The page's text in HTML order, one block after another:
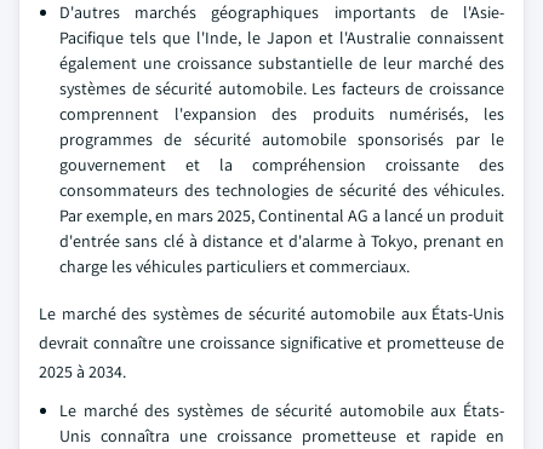
D'autres marchés géographiques importants de l'Asie-
Pacifique tels que l'Inde, le Japon et l'Australie connaissent
également une croissance substantielle de leur marché des
systèmes de sécurité automobile. Les facteurs de croissance
comprennent l'expansion des produits numérisés, les
programmes de sécurité automobile sponsorisés par le
gouvernement et la compréhension croissante des
consommateurs des technologies de sécurité des véhicules.
Par exemple, en mars 2025, Continental AG a lancé un produit
d'entrée sans clé à distance et d'alarme à Tokyo, prenant en
charge les véhicules particuliers et commerciaux.
Le marché des systèmes de sécurité automobile aux États-Unis
devrait connaître une croissance significative et prometteuse de
2025 à 2034.
Le marché des systèmes de sécurité automobile aux États-
Unis connaîtra une croissance prometteuse et rapide en